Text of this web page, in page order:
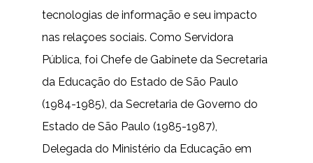
tecnologias de informação e seu impacto
nas relaçoes sociais. Como Servidora
Pública, foi Chefe de Gabinete da Secretaria
da Educação do Estado de São Paulo
(1984-1985), da Secretaria de Governo do
Estado de São Paulo (1985-1987),
Delegada do Ministério da Educação em